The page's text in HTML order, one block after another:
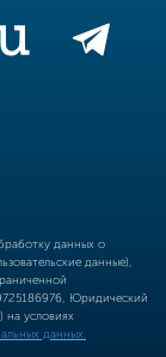
данных о
данные),
Юридический
на условиях
данных.